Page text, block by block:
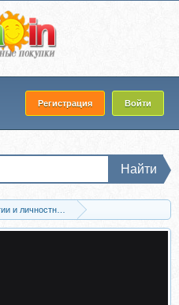
Регистрация Войти
Найти
и личностному развитию
Прыгни выше головы (Маршалл